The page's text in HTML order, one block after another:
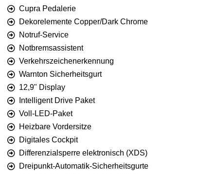
Cupra Pedalerie
Dekorelemente Copper/Dark Chrome
Notruf-Service
Notbremsassistent
Verkehrszeichenerkennung
Warnton Sicherheitsgurt
12,9" Display
Intelligent Drive Paket
Voll-LED-Paket
Heizbare Vordersitze
Digitales Cockpit
Differenzialsperre elektronisch (XDS)
Dreipunkt-Automatik-Sicherheitsgurte